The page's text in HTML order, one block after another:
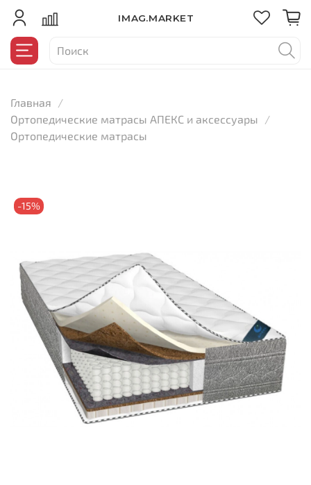
IMAG.MARKET
Главная
Ортопедические матрасы АПЕКС и аксессуары
Ортопедические матрасы
-15%